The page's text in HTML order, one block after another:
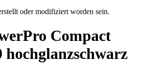
oder modifiziert worden sein.
Compact
hochglanzschwarz